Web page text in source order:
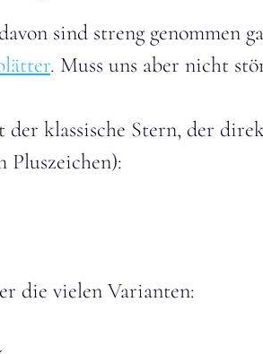
sind streng genommen
. Muss uns aber nicht
der klassische Stern, der
Pluszeichen):
die vielen Varianten: